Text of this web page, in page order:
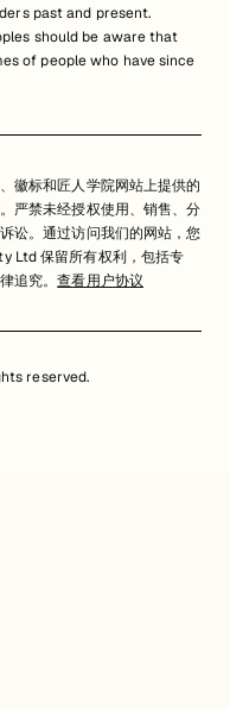
past and present.
should be aware that
of people who have since
徽标和匠人学院网站上提供的
严禁未经授权使用、销售、分
讼。通过访问我们的网站，您
Ltd 保留所有权利，包括专
追究。查看用户协议
reserved.